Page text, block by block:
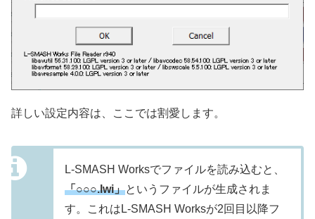
詳しい設定内容は、ここでは割愛します。
L-SMASH Worksでファイルを読み込むと、
「○○○.lwi」というファイルが生成されま
す。これはL-SMASH Worksが2回目以降フ